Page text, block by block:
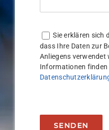
Sie erklären sich
dass Ihre Daten zur
Anliegens verwendet
Informationen finden